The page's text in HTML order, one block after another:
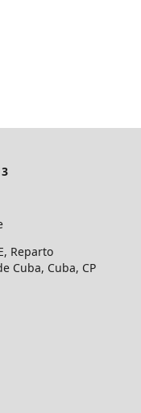
Reparto
Cuba, Cuba, CP